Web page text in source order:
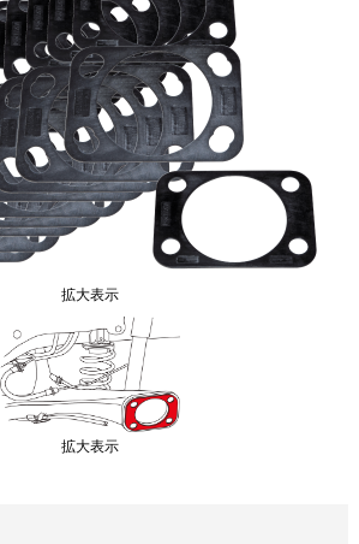
拡大表示
拡大表示